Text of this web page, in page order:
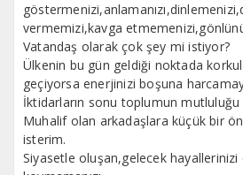
vermemizi,kavga
Vatandaş olarak çok şey mi istiyor?
Ülkenin bu gün geldiği noktada
geçiyorsa enerjinizi boşuna
İktidarların sonu toplumun mutluluğu
Muhalif olan arkadaşlara küçük bir
isterim.
Siyasetle oluşan,gelecek hayallerinizi